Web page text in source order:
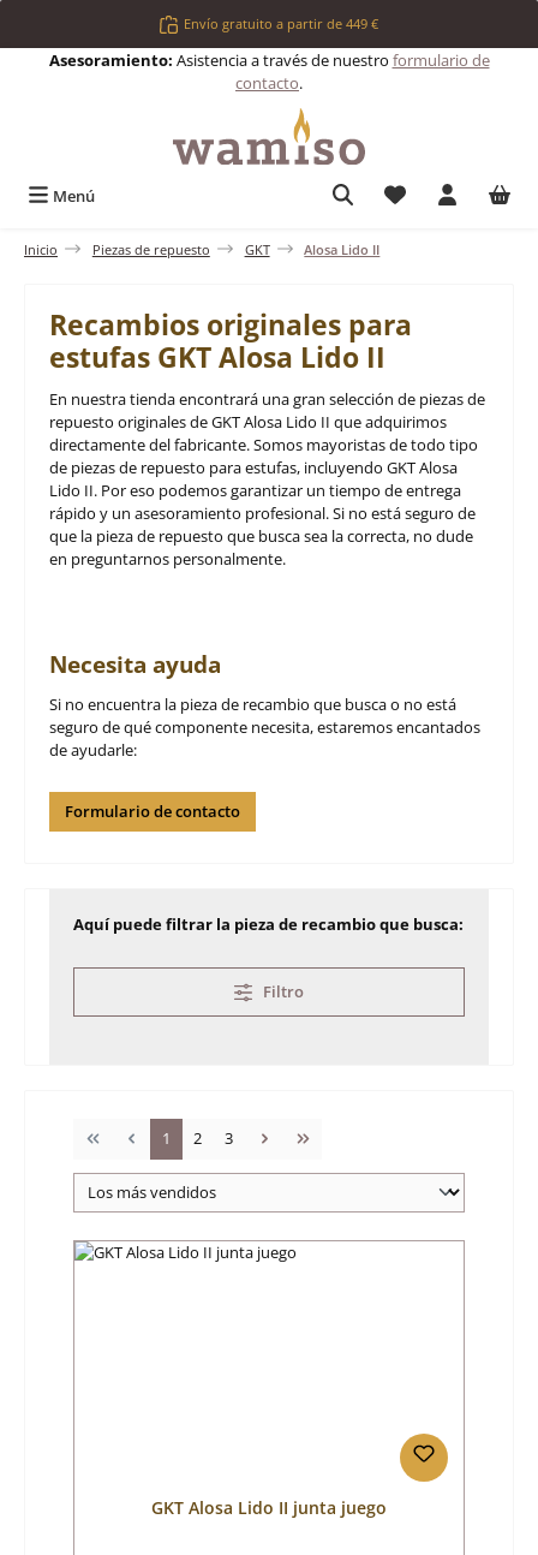
Saltar al contenido principalEnvío gratuito a partir de 449 €
Asesoramiento: Asistencia a través de nuestro formulario de
contacto.
Menú Tienes 0
Inicio Piezas de repuesto GKT Alosa Lido II
Recambios originales para
estufas GKT Alosa Lido II
En nuestra tienda encontrará una gran selección de piezas de
repuesto originales de GKT Alosa Lido II que adquirimos
directamente del fabricante. Somos mayoristas de todo tipo
de piezas de repuesto para estufas, incluyendo GKT Alosa
Lido II. Por eso podemos garantizar un tiempo de entrega
rápido y un asesoramiento profesional. Si no está seguro de
que la pieza de repuesto que busca sea la correcta, no dude
en preguntarnos personalmente.
Necesita ayuda
Si no encuentra la pieza de recambio que busca o no está
seguro de qué componente necesita, estaremos encantados
de ayudarle:
Formulario de contacto
Aquí puede filtrar la pieza de recambio que busca:
Filtro
Página
1 Página
2 Página
3
GKT Alosa Lido II junta juego